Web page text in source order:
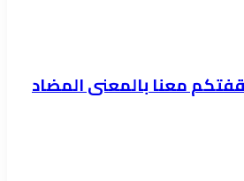
معنا بالمعنى المضاد